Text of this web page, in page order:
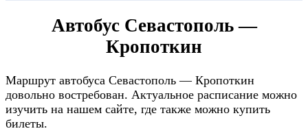
Автобус Севастополь —
Кропоткин
Маршрут автобуса Севастополь — Кропоткин
довольно востребован. Актуальное расписание можно
изучить на нашем сайте, где также можно купить
билеты.